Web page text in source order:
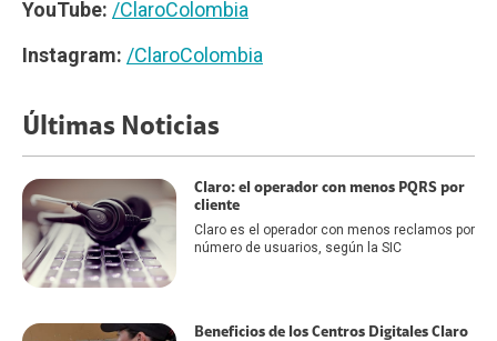
YouTube: /ClaroColombia
Instagram: /ClaroColombia
Últimas Noticias
Claro: el operador con menos PQRS por
cliente
Claro es el operador con menos reclamos por
número de usuarios, según la SIC
Beneficios de los Centros Digitales Claro